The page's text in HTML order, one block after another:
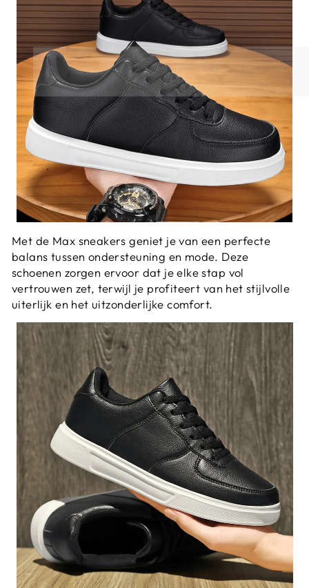
Met de Max sneakers geniet je van een perfecte
balans tussen ondersteuning en mode. Deze
schoenen zorgen ervoor dat je elke stap vol
vertrouwen zet, terwijl je profiteert van het stijlvolle
uiterlijk en het uitzonderlijke comfort.